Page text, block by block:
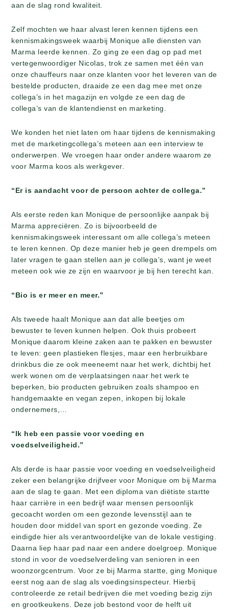
aan de slag rond kwaliteit.
Zelf mochten we haar alvast leren kennen tijdens een
kennismakingsweek waarbij Monique alle diensten van
Marma leerde kennen. Zo ging ze een dag op pad met
vertegenwoordiger Nicolas, trok ze samen met één van
onze chauffeurs naar onze klanten voor het leveren van de
bestelde producten, draaide ze een dag mee met onze
collega’s in het magazijn en volgde ze een dag de
collega’s van de klantendienst en marketing.
We konden het niet laten om haar tijdens de kennismaking
met de marketingcollega’s meteen aan een interview te
onderwerpen. We vroegen haar onder andere waarom ze
voor Marma koos als werkgever.
“Er is aandacht voor de persoon achter de collega.”
Als eerste reden kan Monique de persoonlijke aanpak bij
Marma appreciëren. Zo is bijvoorbeeld de
kennismakingsweek interessant om alle collega’s meteen
te leren kennen. Op deze manier heb je geen drempels om
later vragen te gaan stellen aan je collega’s, want je weet
meteen ook wie ze zijn en waarvoor je bij hen terecht kan.
“Bio is er meer en meer.”
Als tweede haalt Monique aan dat alle beetjes om
bewuster te leven kunnen helpen. Ook thuis probeert
Monique daarom kleine zaken aan te pakken en bewuster
te leven: geen plastieken flesjes, maar een herbruikbare
drinkbus die ze ook meeneemt naar het werk, dichtbij het
werk wonen om de verplaatsingen naar het werk te
beperken, bio producten gebruiken zoals shampoo en
handgemaakte en vegan zepen, inkopen bij lokale
ondernemers,…
“Ik heb een passie voor voeding en
voedselveiligheid.”
Als derde is haar passie voor voeding en voedselveiligheid
zeker een belangrijke drijfveer voor Monique om bij Marma
aan de slag te gaan. Met een diploma van diëtiste startte
haar carrière in een bedrijf waar mensen persoonlijk
gecoacht worden om een gezonde levensstijl aan te
houden door middel van sport en gezonde voeding. Ze
eindigde hier als verantwoordelijke van de lokale vestiging.
Daarna liep haar pad naar een andere doelgroep. Monique
stond in voor de voedselverdeling van senioren in een
woonzorgcentrum. Voor ze bij Marma startte, ging Monique
eerst nog aan de slag als voedingsinspecteur. Hierbij
controleerde ze retail bedrijven die met voeding bezig zijn
en grootkeukens. Deze job bestond voor de helft uit